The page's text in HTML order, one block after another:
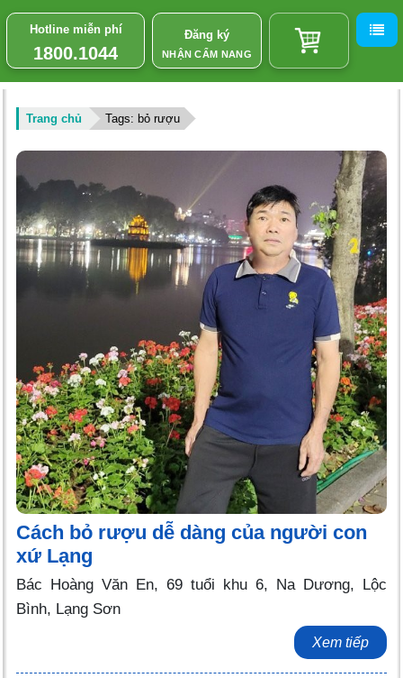
Hotline miễn phí
1800.1044
Đăng ký
NHẬN CẨM NANG
Trang chủ Tags: bỏ rượu
Cách bỏ rượu dễ dàng của người con
xứ Lạng
Bác Hoàng Văn En, 69 tuổi khu 6, Na Dương, Lộc
Bình, Lạng Sơn
Xem tiếp